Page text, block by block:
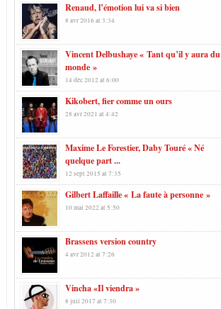
Renaud, l’émotion lui va si bien
8 avr 2016 at 3:34
Vincent Delbushaye « Tant qu’il y aura du
monde »
14 déc 2012 at 6:00
Kikobert, fier comme un ours
28 avr 2021 at 4:42
Maxime Le Forestier, Daby Touré « Né
quelque part ...
12 sept 2015 at 7:35
Gilbert Laffaille « La faute à personne »
10 mai 2022 at 5:50
Brassens version country
4 avr 2012 at 7:26
Vincha «Il viendra »
8 juil 2017 at 7:30